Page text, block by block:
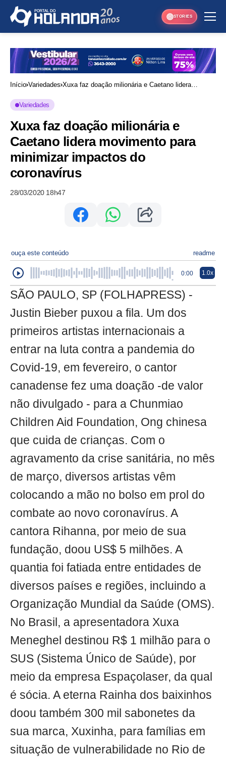
STORIES
Início Variedades Xuxa faz doação milionária e Caetano lidera
Variedades
Xuxa faz doação milionária e
Caetano lidera movimento para
minimizar impactos do
coronavírus
28/03/2020 18h47
ouça este conteúdo readme
0:00 1.0x
SÃO PAULO, SP (FOLHAPRESS) -
Justin Bieber puxou a fila. Um dos
primeiros artistas internacionais a
entrar na luta contra a pandemia do
Covid-19, em fevereiro, o cantor
canadense fez uma doação -de valor
não divulgado - para a Chunmiao
Children Aid Foundation, Ong chinesa
que cuida de crianças. Com o
agravamento da crise sanitária, no mês
de março, diversos artistas vêm
colocando a mão no bolso em prol do
combate ao novo coronavírus. A
cantora Rihanna, por meio de sua
fundação, doou US$ 5 milhões. A
quantia foi fatiada entre entidades de
diversos países e regiões, incluindo a
Organização Mundial da Saúde (OMS).
No Brasil, a apresentadora Xuxa
Meneghel destinou R$ 1 milhão para o
SUS (Sistema Único de Saúde), por
meio da empresa Espaçolaser, da qual
é sócia. A eterna Rainha dos baixinhos
doou também 300 mil sabonetes da
sua marca, Xuxinha, para famílias em
situação de vulnerabilidade no Rio de